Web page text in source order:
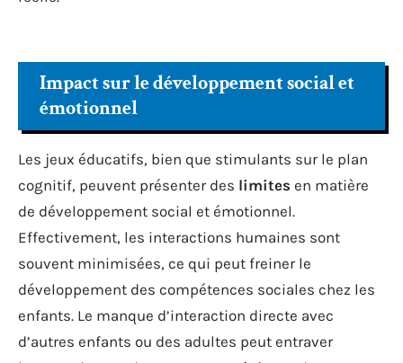
Impact sur le développement social et
émotionnel
Les jeux éducatifs, bien que stimulants sur le plan
cognitif, peuvent présenter des limites en matière
de développement social et émotionnel.
Effectivement, les interactions humaines sont
souvent minimisées, ce qui peut freiner le
développement des compétences sociales chez les
enfants. Le manque d’interaction directe avec
d’autres enfants ou des adultes peut entraver